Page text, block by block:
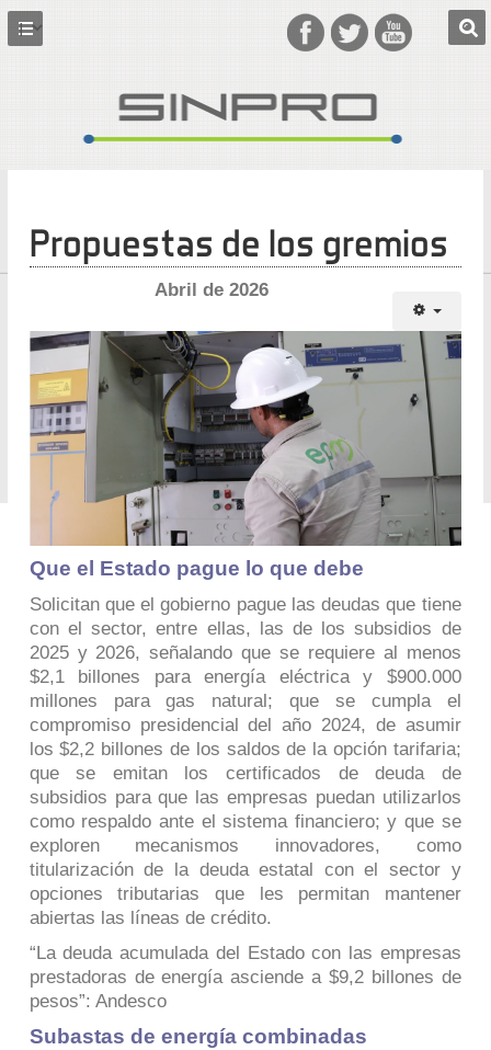
Propuestas de los gremios
Abril de 2026
Que el Estado pague lo que debe
Solicitan que el gobierno pague las deudas que tiene
con el sector, entre ellas, las de los subsidios de
2025 y 2026, señalando que se requiere al menos
$2,1 billones para energía eléctrica y $900.000
millones para gas natural; que se cumpla el
compromiso presidencial del año 2024, de asumir
los $2,2 billones de los saldos de la opción tarifaria;
que se emitan los certificados de deuda de
subsidios para que las empresas puedan utilizarlos
como respaldo ante el sistema financiero; y que se
exploren mecanismos innovadores, como
titularización de la deuda estatal con el sector y
opciones tributarias que les permitan mantener
abiertas las líneas de crédito.
“La deuda acumulada del Estado con las empresas
prestadoras de energía asciende a $9,2 billones de
pesos”: Andesco
Subastas de energía combinadas